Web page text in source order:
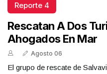
Reporte 4
Rescatan A Dos
Ahogados En Mar
Agosto 06
El grupo de rescate de